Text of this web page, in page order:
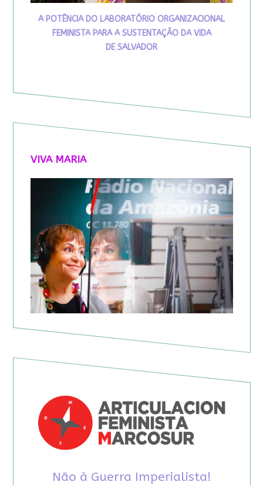
A POTÊNCIA DO LABORATÓRIO ORGANIZACIONAL
FEMINISTA PARA A SUSTENTAÇÃO DA VIDA
DE SALVADOR
VIVA MARIA
Não à Guerra Imperialista!